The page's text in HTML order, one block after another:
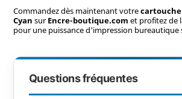
Commandez dès maintenant votrecartouche
Cyan surEncre-boutique.com et profitez de
pour une puissance d'impression bureautique
Questions fréquentes